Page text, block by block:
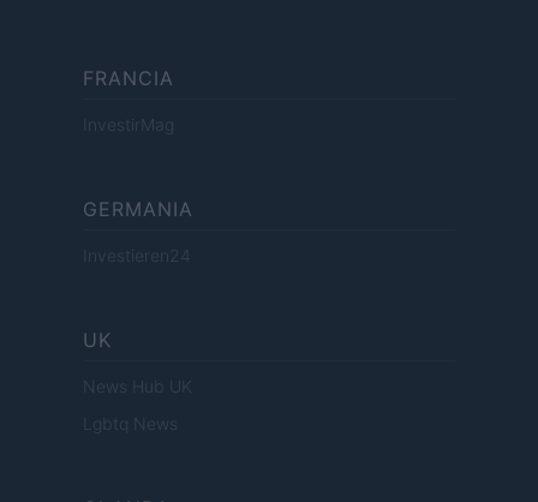
FRANCIA
InvestirMag
GERMANIA
Investieren24
UK
News Hub UK
Lgbtq News